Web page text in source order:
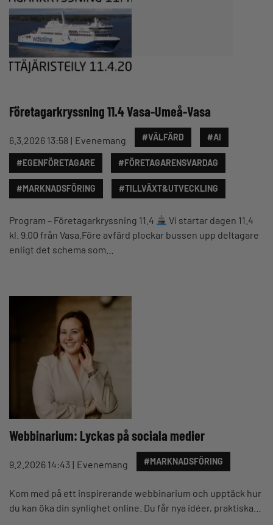
Företagarkryssning 11.4 Vasa-Umeå-Vasa
6.3.2026 13:58 Evenemang #VÄLFÄRD #AI
#EGENFÖRETAGARE #FÖRETAGARENSVARDAG
#MARKNADSFÖRING #TILLVÄXT&UTVECKLING
Program – Företagarkryssning 11.4
Vi startar dagen 11.4
kl. 9.00 från Vasa.Före avfärd plockar bussen upp deltagare
enligt det schema som…
Webbinarium: Lyckas på sociala medier
9.2.2026 14:43 Evenemang #MARKNADSFÖRING
Kom med på ett inspirerande webbinarium och upptäck hur
du kan öka din synlighet online. Du får nya idéer, praktiska…